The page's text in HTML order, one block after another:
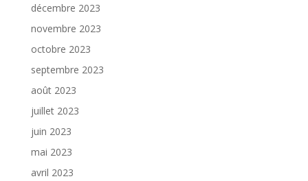
décembre 2023
novembre 2023
octobre 2023
septembre 2023
août 2023
juillet 2023
juin 2023
mai 2023
avril 2023